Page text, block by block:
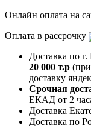
Онлайн оплата на
Оплата в рассрочку
Доставка по
20 000 т.р
доставку
Срочная
ЕКАД от 2
Доставка
Доставка по